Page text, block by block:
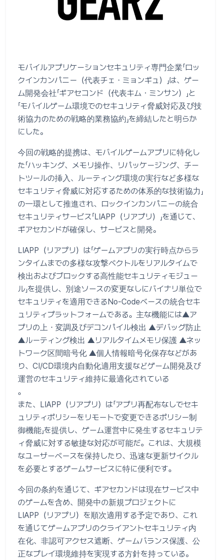
モバイルアプリケーションセキュリティ専門企業「ロッ
クインカンパニー（代表チェ・ミョンギュ）」は、ゲー
ム開発会社「ギアセコンド（代表キム・ミンサン）」と
「モバイルゲーム環境でのセキュリティ脅威対応及び技
術協力のための戦略的業務協約」を締結したと明らか
にした。
今回の戦略的提携は、モバイルゲームアプリに特化し
た「ハッキング、メモリ操作、リパッケージング、チー
トツールの挿入、ルーティング環境の実行など多様な
セキュリティ脅威に対応するための体系的な技術協力」
の一環として推進され、ロックインカンパニーの統合
セキュリティサービス「LIAPP（リアプリ）」を通じて、
ギアセカンドが確保し、サービスと開発。
LIAPP（リアプリ）は「ゲームアプリの実行時点からラ
ンタイムまでの多様な攻撃ベクトルをリアルタイムで
検出およびブロックする高性能セキュリティモジュー
ル」を提供し、別途ソースの変更なしにバイナリ単位で
セキュリティを適用できるNo-Codeベースの統合セキ
ュリティプラットフォームである。主な機能には▲ア
プリの上・変調及びデコンパイル検出 ▲デバッグ防止
▲ルーティング検出 ▲リアルタイムメモリ保護 ▲ネッ
トワーク区間暗号化 ▲個人情報暗号化保存などがあ
り、CI/CD環境内自動化適用支援などゲーム開発及び
運営のセキュリティ維持に最適化されている
。
また、LIAPP（リアプリ）は「アプリ再配布なしでセキ
ュリティポリシーをリモートで変更できるポリシー制
御機能」を提供し、ゲーム運営中に発生するセキュリテ
ィ脅威に対する敏捷な対応が可能だ。これは、大規模
なユーザーベースを保持したり、迅速な更新サイクル
を必要とするゲームサービスに特に便利です。
今回の条約を通じて、ギアセカンドは現在サービス中
のゲームを含め、開発中の新規プロジェクトに
LIAPP（リアプリ）を順次適用する予定であり、これ
を通じてゲームアプリのクライアントセキュリティ内
在化、非認可アクセス遮断、ゲームバランス保護、公
正なプレイ環境維持を実現する方針を持っている。